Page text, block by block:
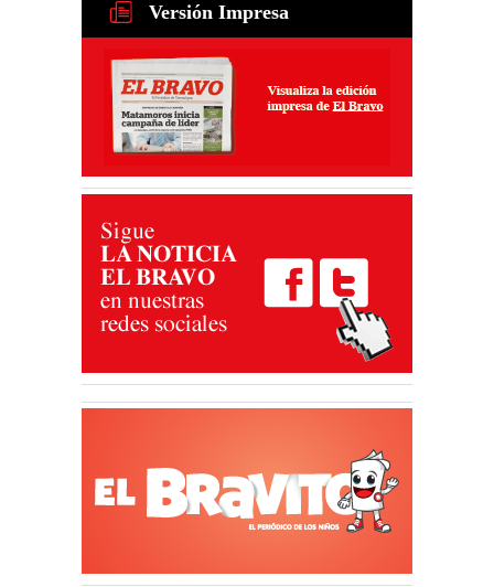
Tamaulipas alista nuevo plan
para recuperar exportaciones
de ganado
31 Jul 2026
Versión Impresa